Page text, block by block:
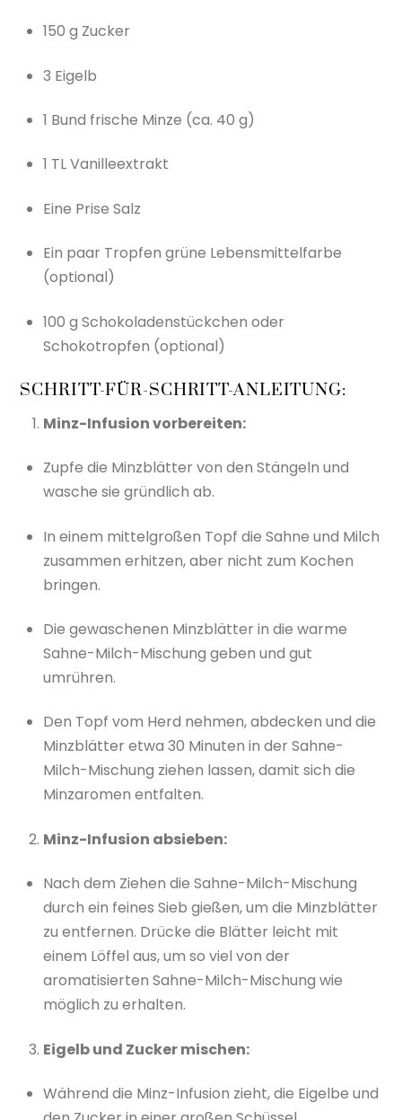
150 g Zucker
3 Eigelb
1 Bund frische Minze (ca. 40 g)
1 TL Vanilleextrakt
Eine Prise Salz
Ein paar Tropfen grüne Lebensmittelfarbe
(optional)
100 g Schokoladenstückchen oder
Schokotropfen (optional)
SCHRITT-FÜR-SCHRITT-ANLEITUNG:
Minz-Infusion vorbereiten:
Zupfe die Minzblätter von den Stängeln und
wasche sie gründlich ab.
In einem mittelgroßen Topf die Sahne und Milch
zusammen erhitzen, aber nicht zum Kochen
bringen.
Die gewaschenen Minzblätter in die warme
Sahne-Milch-Mischung geben und gut
umrühren.
Den Topf vom Herd nehmen, abdecken und die
Minzblätter etwa 30 Minuten in der Sahne-
Milch-Mischung ziehen lassen, damit sich die
Minzaromen entfalten.
Minz-Infusion absieben:
Nach dem Ziehen die Sahne-Milch-Mischung
durch ein feines Sieb gießen, um die Minzblätter
zu entfernen. Drücke die Blätter leicht mit
einem Löffel aus, um so viel von der
aromatisierten Sahne-Milch-Mischung wie
möglich zu erhalten.
Eigelb und Zucker mischen:
Während die Minz-Infusion zieht, die Eigelbe und